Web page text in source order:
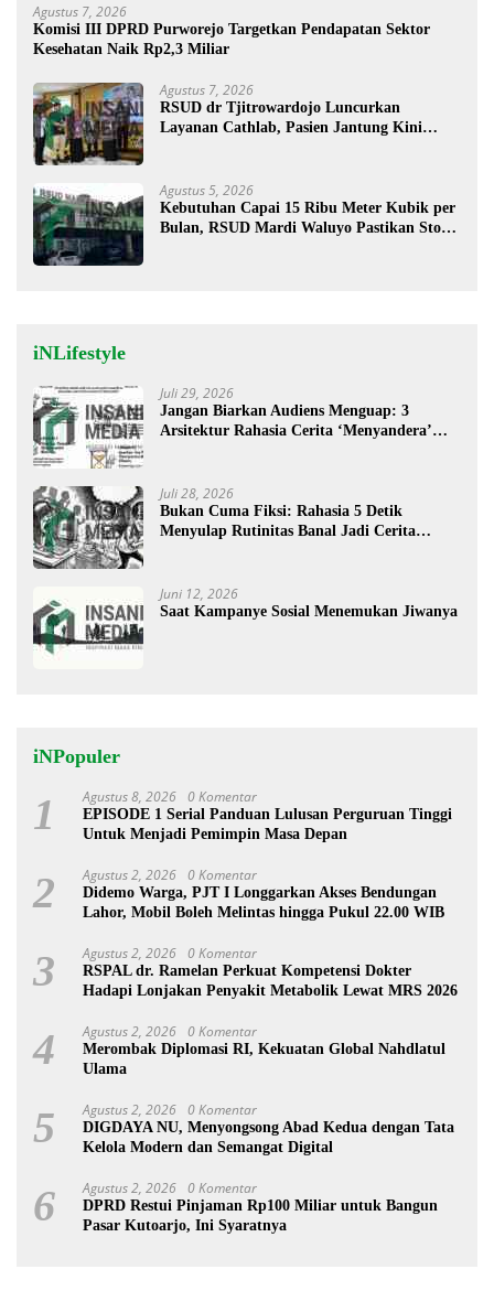
Agustus 7, 2026
Komisi III DPRD Purworejo Targetkan Pendapatan Sektor
Kesehatan Naik Rp2,3 Miliar
Agustus 7, 2026
RSUD dr Tjitrowardojo Luncurkan
Layanan Cathlab, Pasien Jantung Kini
Agustus 5, 2026
Kebutuhan Capai 15 Ribu Meter Kubik per
Bulan, RSUD Mardi Waluyo Pastikan Stok
iNLifestyle
Juli 29, 2026
Jangan Biarkan Audiens Menguap: 3
Arsitektur Rahasia Cerita ‘Menyandera’
Juli 28, 2026
Bukan Cuma Fiksi: Rahasia 5 Detik
Menyulap Rutinitas Banal Jadi Cerita
Juni 12, 2026
Saat Kampanye Sosial Menemukan Jiwanya
iNPopuler
1 Agustus 8, 2026 0 Komentar
EPISODE 1 Serial Panduan Lulusan Perguruan Tinggi
Untuk Menjadi Pemimpin Masa Depan
2 Agustus 2, 2026 0 Komentar
Didemo Warga, PJT I Longgarkan Akses Bendungan
Lahor, Mobil Boleh Melintas hingga Pukul 22.00 WIB
3 Agustus 2, 2026 0 Komentar
RSPAL dr. Ramelan Perkuat Kompetensi Dokter
Hadapi Lonjakan Penyakit Metabolik Lewat MRS 2026
4 Agustus 2, 2026 0 Komentar
Merombak Diplomasi RI, Kekuatan Global Nahdlatul
Ulama
5 Agustus 2, 2026 0 Komentar
DIGDAYA NU, Menyongsong Abad Kedua dengan Tata
Kelola Modern dan Semangat Digital
6 Agustus 2, 2026 0 Komentar
DPRD Restui Pinjaman Rp100 Miliar untuk Bangun
Pasar Kutoarjo, Ini Syaratnya